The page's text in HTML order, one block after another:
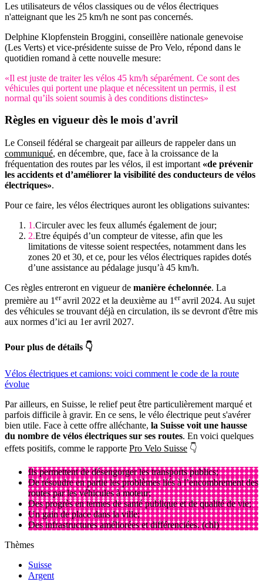
Les utilisateurs de vélos classiques ou de vélos électriques
n'atteignant que les 25 km/h ne sont pas concernés.
Delphine Klopfenstein Broggini, conseillère nationale genevoise
(Les Verts) et vice-présidente suisse de Pro Velo, répond dans le
quotidien romand à cette nouvelle mesure:
«Il est juste de traiter les vélos 45 km/h séparément. Ce sont des
véhicules qui portent une plaque et nécessitent un permis, il est
normal qu’ils soient soumis à des conditions distinctes»
Règles en vigueur dès le mois d'avril
Le Conseil fédéral se chargeait par ailleurs de rappeler dans un
communiqué, en décembre, que, face à la croissance de la
fréquentation des routes par les vélos, il est important «de prévenir
les accidents et d’améliorer la visibilité des conducteurs de vélos
électriques».
Pour ce faire, les vélos électriques auront les obligations suivantes:
Circuler avec les feux allumés également de jour;
Etre équipés d’un compteur de vitesse, afin que les
limitations de vitesse soient respectées, notamment dans les
zones 20 et 30, et ce, pour les vélos électriques rapides dotés
d’une assistance au pédalage jusqu’à 45 km/h.
Ces règles entreront en vigueur de manière échelonnée. La
première au 1 eravril 2022 et la deuxième au 1 eravril 2024. Au sujet
des véhicules se trouvant déjà en circulation, ils se devront d'être mis
aux normes d’ici au 1er avril 2027.
Pour plus de détails 👇
Vélos électriques et camions: voici comment le code de la route
évolue
Par ailleurs, en Suisse, le relief peut être particulièrement marqué et
parfois difficile à gravir. En ce sens, le vélo électrique peut s'avérer
bien utile. Face à cette offre alléchante, la Suisse voit une hausse
du nombre de vélos électriques sur ses routes. En voici quelques
effets positifs, comme le rapporte Pro Velo Suisse 👇
Ils permettent de désengorger les transports publics;
De résoudre en partie les problèmes liés à l’encombrement des
routes par les véhicules à moteur;
Des progrès en termes de santé publique et de qualité de vie;
Un gain de place dans la ville;
Des infrastructures améliorées et différenciées. (chl)
Thèmes
Suisse
Argent